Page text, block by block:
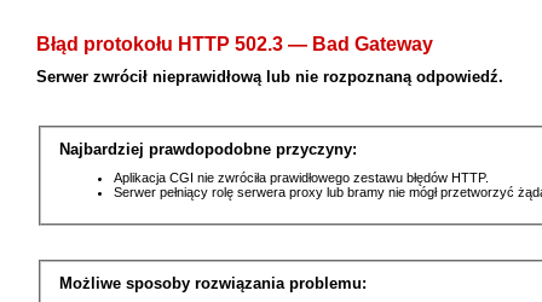
Błąd protokołu HTTP 502.3 — Bad Gateway
Serwer zwrócił nieprawidłową lub nie rozpoznaną odpowiedź.
Najbardziej prawdopodobne przyczyny:
Aplikacja CGI nie zwróciła prawidłowego zestawu błędów HTTP.
Serwer pełniący rolę serwera proxy lub bramy nie mógł przetworzyć
Możliwe sposoby rozwiązania problemu: